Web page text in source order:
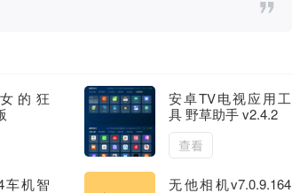
的狂
安卓TV电视应用工
具 野草助手 v2.4.2
查看
车机智
无他相机v7.0.9.164